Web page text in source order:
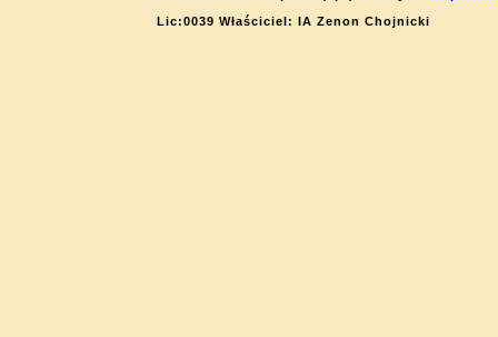
Lic:0039 Właściciel: IA Zenon Chojnicki